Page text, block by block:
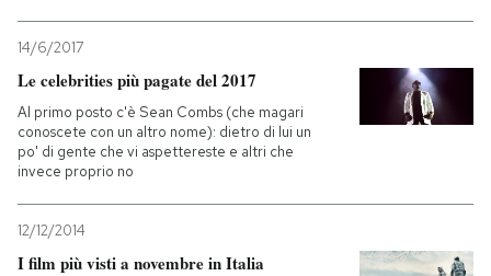
14/6/2017
Le celebrities più pagate del 2017
Al primo posto c'è Sean Combs (che magari
conoscete con un altro nome): dietro di lui un
po' di gente che vi aspettereste e altri che
invece proprio no
12/12/2014
I film più visti a novembre in Italia